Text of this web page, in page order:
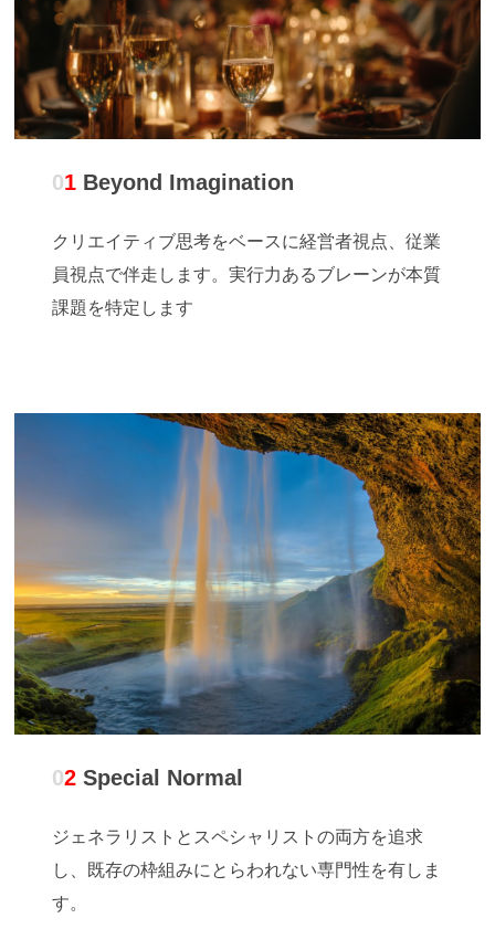
01 Beyond Imagination
クリエイティブ思考をベースに経営者視点、従業
員視点で伴走します。実行力あるブレーンが本質
課題を特定します
02 Special Normal
ジェネラリストとスペシャリストの両方を追求
し、既存の枠組みにとらわれない専門性を有しま
す。